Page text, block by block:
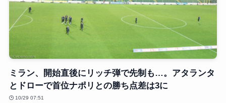
ミラン、開始直後にリッチ弾で先制も…。アタランタ
とドローで首位ナポリとの勝ち点差は3に
10/29 07:51